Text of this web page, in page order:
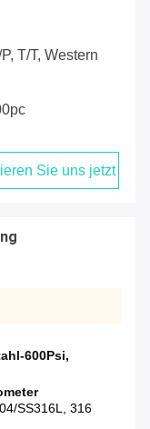
T/T, Western
Sie uns jetzt
600Psi,
SS316L, 316